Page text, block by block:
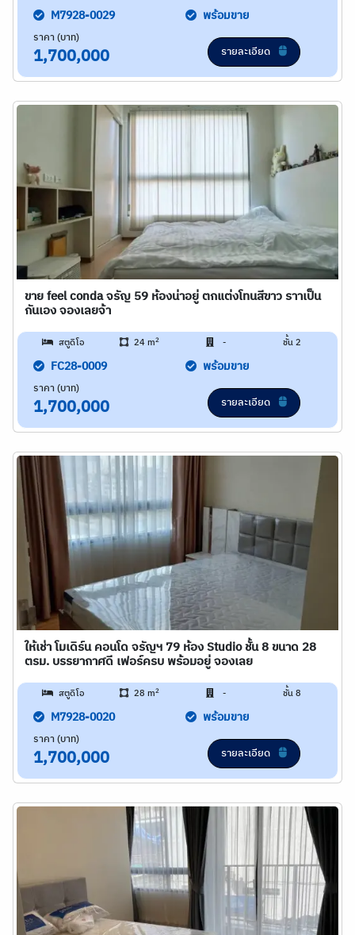
M7928-0029 พร้อมขาย
ราคา (บาท)
1,700,000 รายละเอียด
ขาย feel conda จรัญ 59 ห้องน่าอยู่ ตกแต่งโทนสีขาว ราาเป็น
กันเอง จองเลยจ้า
สตูดิโอ 24 m2 - ชั้น 2
FC28-0009 พร้อมขาย
ราคา (บาท)
1,700,000 รายละเอียด
ให้เช่า โมเดิร์น คอนโด จรัญฯ 79 ห้อง Studio ชั้น 8 ขนาด 28
ตรม. บรรยากาศดี เฟอร์ครบ พร้อมอยู่ จองเลย
สตูดิโอ 28 m2 - ชั้น 8
M7928-0020 พร้อมขาย
ราคา (บาท)
1,700,000 รายละเอียด